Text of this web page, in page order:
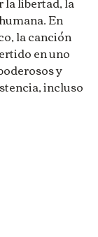
En
la canción
en uno
y
incluso